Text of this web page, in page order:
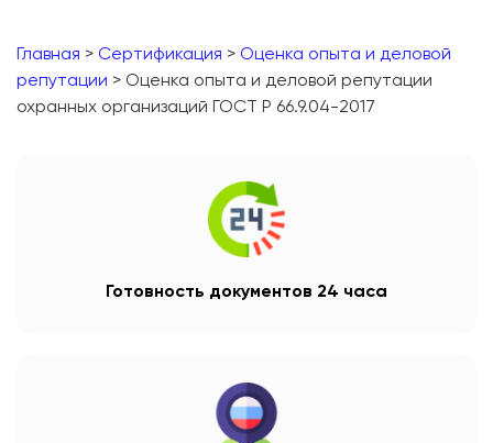
Главная > Сертификация > Оценка опыта и деловой
репутации > Оценка опыта и деловой репутации
охранных организаций ГОСТ Р 66.9.04-2017
Готовность документов 24 часа